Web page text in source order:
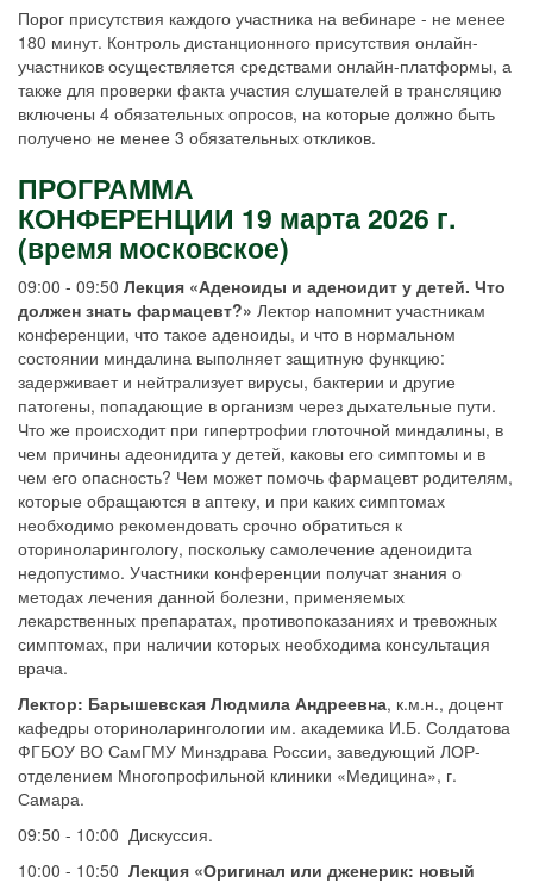
Порог присутствия каждого участника на вебинаре - не менее
180 минут. Контроль дистанционного присутствия онлайн-
участников осуществляется средствами онлайн-платформы, а
также для проверки факта участия слушателей в трансляцию
включены 4 обязательных опросов, на которые должно быть
получено не менее 3 обязательных откликов.
ПРОГРАММА
КОНФЕРЕНЦИИ 19 марта 2026 г.
(время московское)
09:00 - 09:50 Лекция «Аденоиды и аденоидит у детей. Что
должен знать фармацевт?» Лектор напомнит участникам
конференции, что такое аденоиды, и что в нормальном
состоянии миндалина выполняет защитную функцию:
задерживает и нейтрализует вирусы, бактерии и другие
патогены, попадающие в организм через дыхательные пути.
Что же происходит при гипертрофии глоточной миндалины, в
чем причины адеонидита у детей, каковы его симптомы и в
чем его опасность? Чем может помочь фармацевт родителям,
которые обращаются в аптеку, и при каких симптомах
необходимо рекомендовать срочно обратиться к
оториноларингологу, поскольку самолечение аденоидита
недопустимо. Участники конференции получат знания о
методах лечения данной болезни, применяемых
лекарственных препаратах, противопоказаниях и тревожных
симптомах, при наличии которых необходима консультация
врача.
Лектор: Барышевская Людмила Андреевна, к.м.н., доцент
кафедры оториноларингологии им. академика И.Б. Солдатова
ФГБОУ ВО СамГМУ Минздрава России, заведующий ЛОР-
отделением Многопрофильной клиники «Медицина», г.
Самара.
09:50 - 10:00 Дискуссия.
10:00 - 10:50 Лекция «Оригинал или дженерик: новый